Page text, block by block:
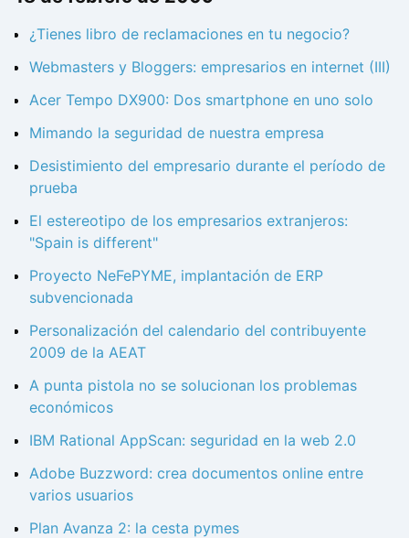
¿Tienes libro de reclamaciones en tu negocio?
Webmasters y Bloggers: empresarios en internet (III)
Acer Tempo DX900: Dos smartphone en uno solo
Mimando la seguridad de nuestra empresa
Desistimiento del empresario durante el período de
prueba
El estereotipo de los empresarios extranjeros:
"Spain is different"
Proyecto NeFePYME, implantación de ERP
subvencionada
Personalización del calendario del contribuyente
2009 de la AEAT
A punta pistola no se solucionan los problemas
económicos
IBM Rational AppScan: seguridad en la web 2.0
Adobe Buzzword: crea documentos online entre
varios usuarios
Plan Avanza 2: la cesta pymes